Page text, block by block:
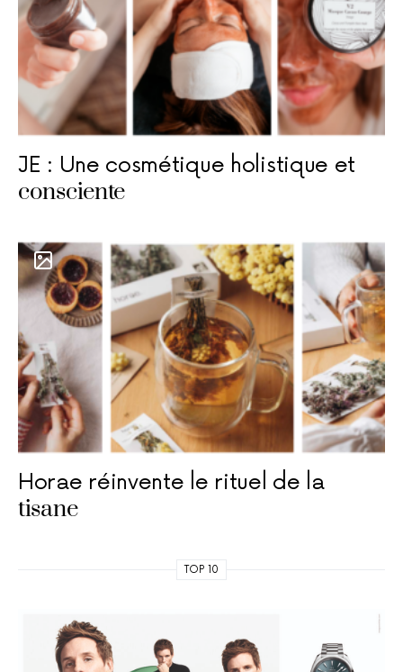
JE : Une cosmétique holistique et
consciente
Horae réinvente le rituel de la
tisane
TOP 10